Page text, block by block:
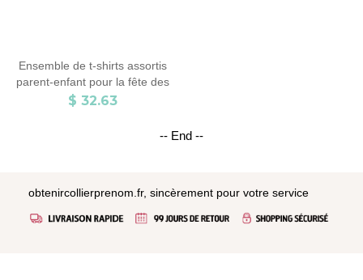
Ensemble de t-shirts assortis
parent-enfant pour la fête des
pères, motif animalier, papa et
$ 32.63
-- End --
obtenircollierprenom.fr, sincèrement pour votre service